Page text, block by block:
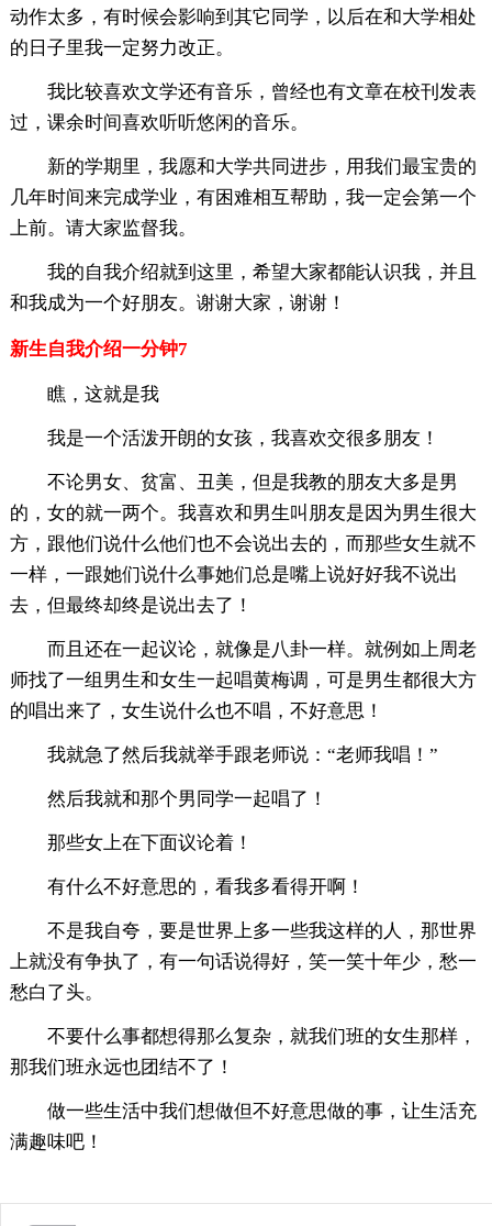
动作太多，有时候会影响到其它同学，以后在和大学相处
的日子里我一定努力改正。
我比较喜欢文学还有音乐，曾经也有文章在校刊发表
过，课余时间喜欢听听悠闲的音乐。
新的学期里，我愿和大学共同进步，用我们最宝贵的
几年时间来完成学业，有困难相互帮助，我一定会第一个
上前。请大家监督我。
我的自我介绍就到这里，希望大家都能认识我，并且
和我成为一个好朋友。谢谢大家，谢谢！
新生自我介绍一分钟7
瞧，这就是我
我是一个活泼开朗的女孩，我喜欢交很多朋友！
不论男女、贫富、丑美，但是我教的朋友大多是男
的，女的就一两个。我喜欢和男生叫朋友是因为男生很大
方，跟他们说什么他们也不会说出去的，而那些女生就不
一样，一跟她们说什么事她们总是嘴上说好好我不说出
去，但最终却终是说出去了！
而且还在一起议论，就像是八卦一样。就例如上周老
师找了一组男生和女生一起唱黄梅调，可是男生都很大方
的唱出来了，女生说什么也不唱，不好意思！
我就急了然后我就举手跟老师说：“老师我唱！”
然后我就和那个男同学一起唱了！
那些女上在下面议论着！
有什么不好意思的，看我多看得开啊！
不是我自夸，要是世界上多一些我这样的人，那世界
上就没有争执了，有一句话说得好，笑一笑十年少，愁一
愁白了头。
不要什么事都想得那么复杂，就我们班的女生那样，
那我们班永远也团结不了！
做一些生活中我们想做但不好意思做的事，让生活充
满趣味吧！